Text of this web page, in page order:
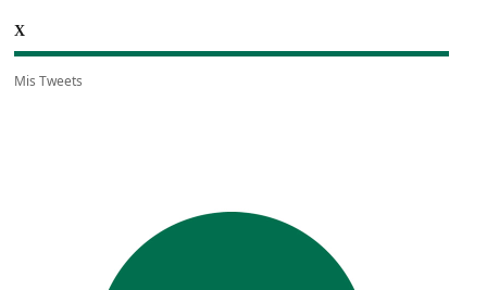
X
Mis Tweets